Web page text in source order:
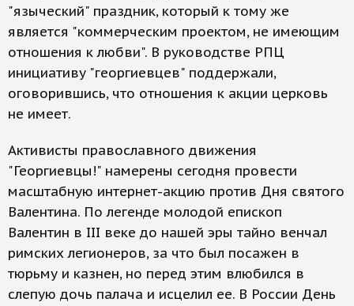
"языческий" праздник, который к тому же
является "коммерческим проектом, не имеющим
отношения к любви". В руководстве РПЦ
инициативу "георгиевцев" поддержали,
оговорившись, что отношения к акции церковь
не имеет.
Активисты православного движения
"Георгиевцы!" намерены сегодня провести
масштабную интернет-акцию против Дня святого
Валентина. По легенде молодой епископ
Валентин в III веке до нашей эры тайно венчал
римских легионеров, за что был посажен в
тюрьму и казнен, но перед этим влюбился в
слепую дочь палача и исцелил ее. В России День